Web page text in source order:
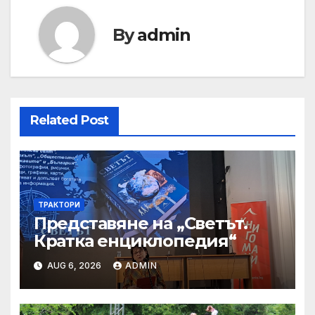
Byadmin
Related Post
ТРАКТОРИ
Представяне на „Светът.
Кратка енциклопедия“
AUG 6, 2026 ADMIN